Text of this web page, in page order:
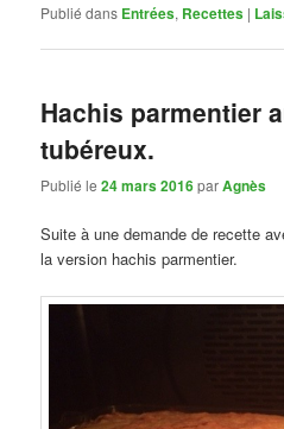
Publié dans Entrées, Recettes |
Hachis parmentier
tubéreux.
Publié le24 mars 2016parAgnès
Suite à une demande de recette
la version hachis parmentier.